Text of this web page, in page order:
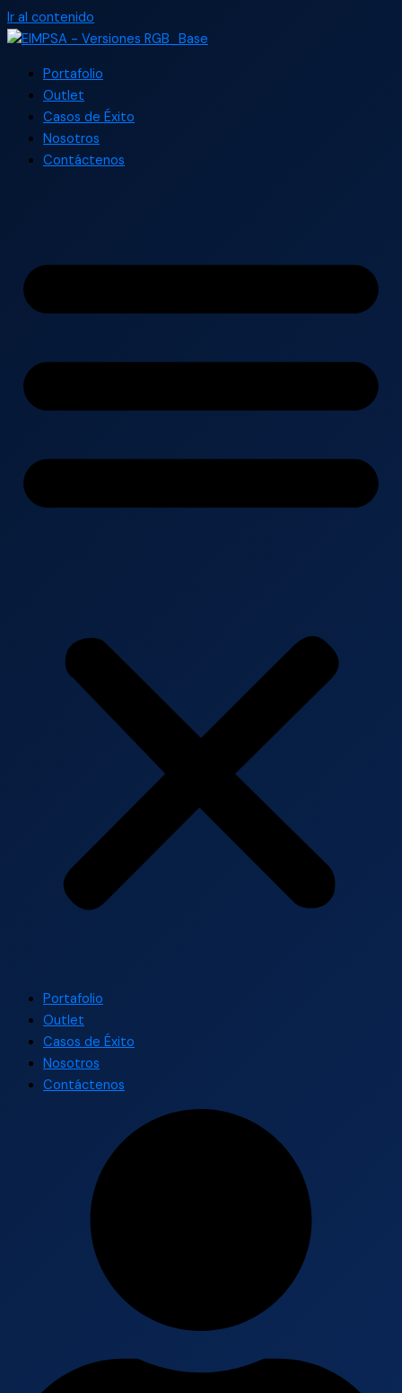
Ir al contenido
Portafolio
Outlet
Casos de Éxito
Nosotros
Contáctenos
Portafolio
Outlet
Casos de Éxito
Nosotros
Contáctenos